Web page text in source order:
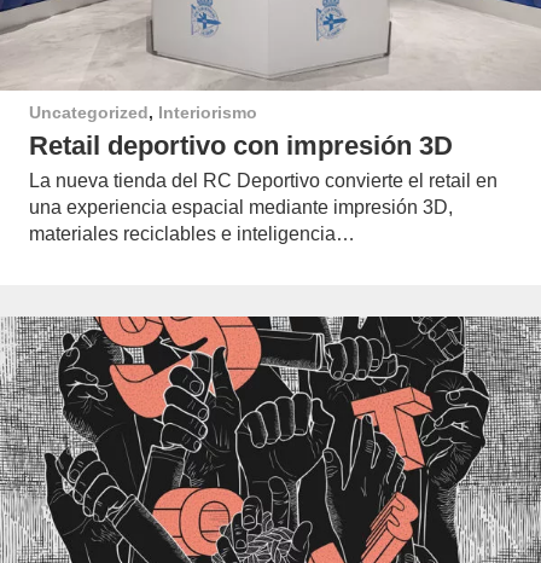
Uncategorized, Interiorismo
Retail deportivo con impresión 3D
La nueva tienda del RC Deportivo convierte el retail en
una experiencia espacial mediante impresión 3D,
materiales reciclables e inteligencia…